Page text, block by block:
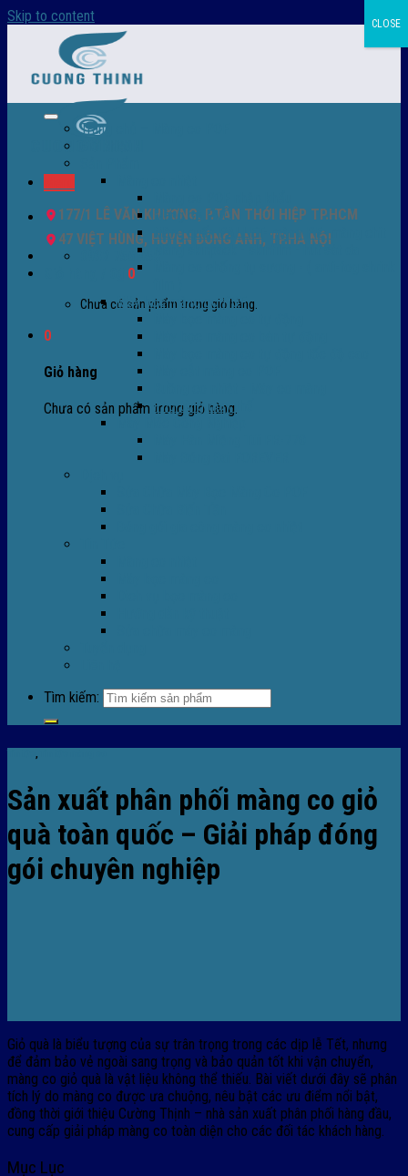
Skip to content
177/1 LÊ VĂN KHƯƠNG, P.TÂN THỚI HIỆP TP.HCM
47 VIỆT HÙNG, HUYỆN ĐÔNG ANH, TP.HÀ NỘI
0932 756 950
0
Chưa có sản phẩm trong giỏ hàng.
0
Giỏ hàng
Chưa có sản phẩm trong giỏ hàng.
Trang chủ – Màng co POF
Màng co PVC
Màng quấn PALLET- màng PE- màng chit
Màng skinpack - skinfilm - hút sát da
Máy bọc màng co POF
Phụ tùng thay thế
Tìm kiếm:
,
Sản xuất phân phối màng co giỏ
quà toàn quốc – Giải pháp đóng
gói chuyên nghiệp
Giỏ quà là biểu tượng của sự trân trọng trong các dịp lễ Tết, nhưng
để đảm bảo vẻ ngoài sang trọng và bảo quản tốt khi vận chuyển,
màng co giỏ quà là vật liệu không thể thiếu. Bài viết dưới đây sẽ phân
tích lý do màng co được ưa chuộng, nêu bật các ưu điểm nổi bật,
đồng thời giới thiệu Cường Thịnh – nhà sản xuất phân phối hàng đầu,
cung cấp giải pháp màng co toàn diện cho các đối tác khách hàng.
Mục Lục
CLOSE